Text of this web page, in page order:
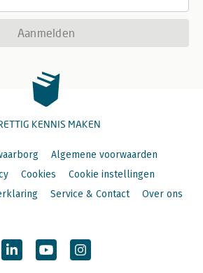
Aanmelden
KENNIS MAKEN
Algemene voorwaarden
Cookies
Cookie instellingen
Service & Contact Over ons